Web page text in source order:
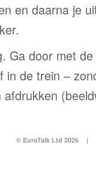
en daarna je
Ga door met
in de trein –
© EuroTalk Ltd 2026 |